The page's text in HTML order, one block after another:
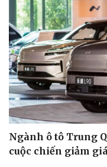
Ngành ô tô Trung
cuộc chiến giảm